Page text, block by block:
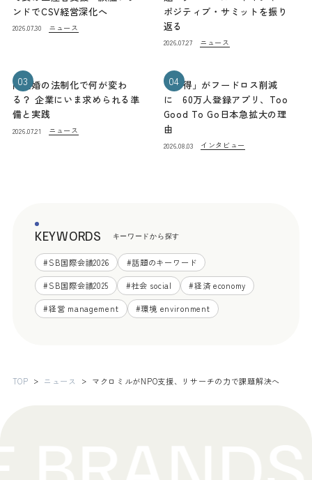
ンドでCSV経営深化へ
2026.07.30 ニュース
ポジティブ・サミットを振り
返る
2026.07.27 ニュース
03
同性婚の法制化で何が変わ
る？ 企業にいま求められる準
備と実践
2026.07.21 ニュース
04
「お得」がフードロス削減
に 60万人登録アプリ、Too
Good To Go日本急拡大の理
由
2026.08.03 インタビュー
KEYWORDS キーワードから探す
#SB国際会議2026 #話題のキーワード
#SB国際会議2025 #社会 social #経済 economy
#経営 management #環境 environment
TOP ニュース マクロミルがNPO支援、リサーチの力で課題解決へ